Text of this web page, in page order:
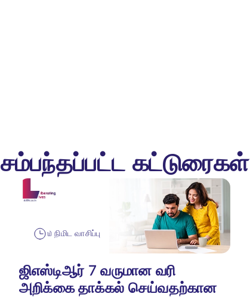
சம்பந்தப்பட்ட கட்டுரைகள்
௰ நிமிட வாசிப்பு
ஜிஎஸ்டிஆர் 7 வருமான வரி
அறிக்கை தாக்கல் செய்வதற்கான